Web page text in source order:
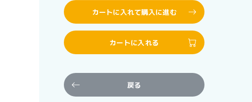
カートに入れて購入に進む
カートに入れる
戻る